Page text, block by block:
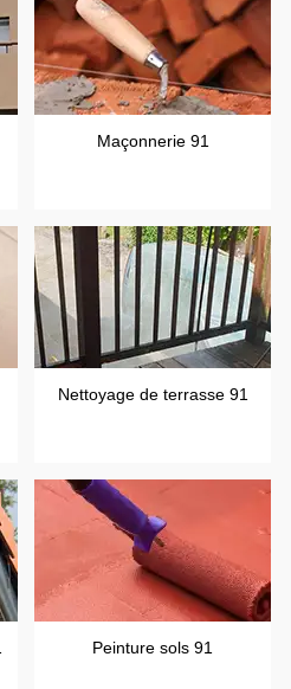
Maçonnerie 91
Nettoyage de terrasse 91
Peinture sols 91